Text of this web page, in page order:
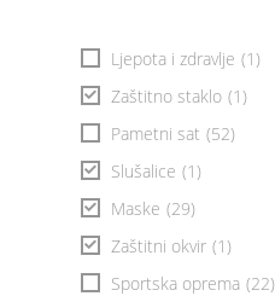
Ljepota i zdravlje (1)
Zaštitno staklo (1)
Pametni sat (52)
Slušalice (1)
Maske (29)
Zaštitni okvir (1)
Sportska oprema (22)